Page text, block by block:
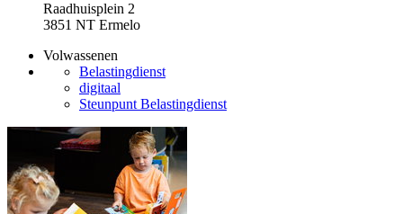
Raadhuisplein 2
3851 NT Ermelo
Volwassenen
Belastingdienst
digitaal
Steunpunt Belastingdienst